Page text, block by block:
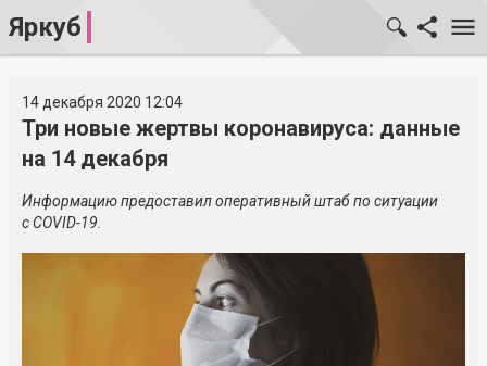
Яркуб
14 декабря 2020 12:04
Три новые жертвы коронавируса: данные
на 14 декабря
Информацию предоставил оперативный штаб по ситуации
с COVID-19.